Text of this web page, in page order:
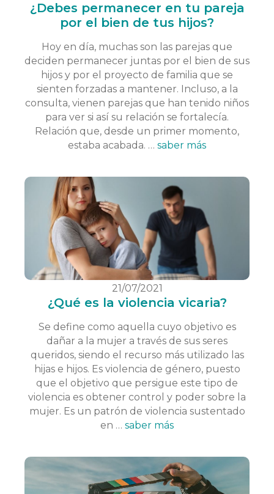
¿Debes permanecer en tu pareja
por el bien de tus hijos?
Hoy en día, muchas son las parejas que
deciden permanecer juntas por el bien de sus
hijos y por el proyecto de familia que se
sienten forzadas a mantener. Incluso, a la
consulta, vienen parejas que han tenido niños
para ver si así su relación se fortalecía.
Relación que, desde un primer momento,
estaba acabada. … saber más
21/07/2021
¿Qué es la violencia vicaria?
Se define como aquella cuyo objetivo es
dañar a la mujer a través de sus seres
queridos, siendo el recurso más utilizado las
hijas e hijos. Es violencia de género, puesto
que el objetivo que persigue este tipo de
violencia es obtener control y poder sobre la
mujer. Es un patrón de violencia sustentado
en … saber más